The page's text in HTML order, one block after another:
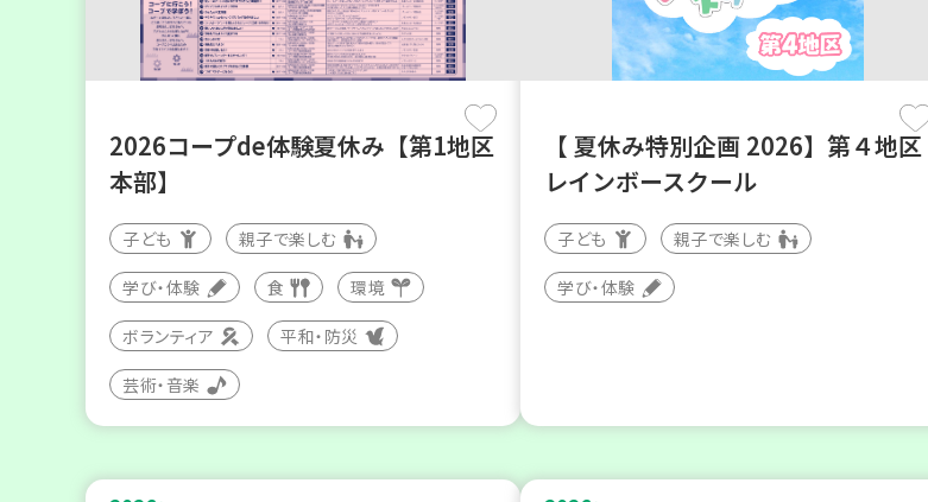
2026コープde体験夏休み【第1地区
本部】
子ども 親子で楽しむ
学び・体験 食 環境
ボランティア 平和・防災
芸術・音楽
【 夏休み特別企画 2026】第４地区
レインボースクール
子ども 親子で楽しむ
学び・体験